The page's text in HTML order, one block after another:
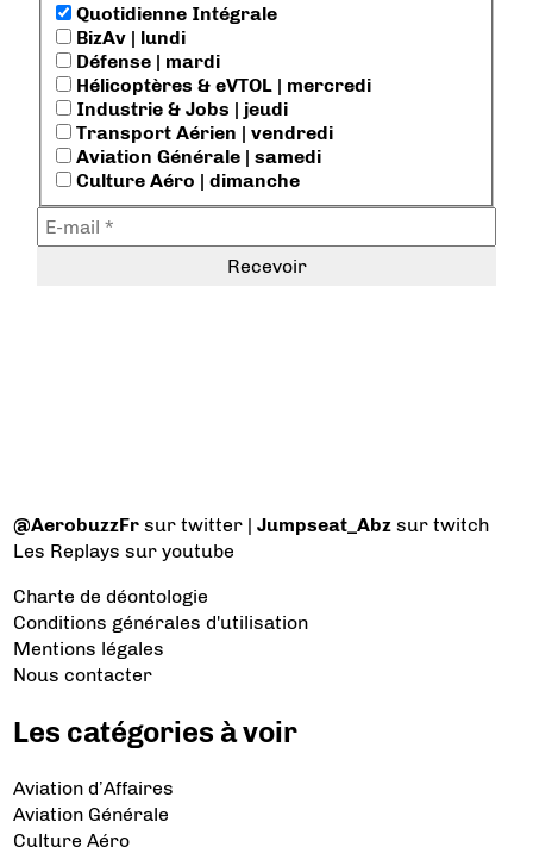
Quotidienne Intégrale
BizAv | lundi
Défense | mardi
Hélicoptères & eVTOL | mercredi
Industrie & Jobs | jeudi
Transport Aérien | vendredi
Aviation Générale | samedi
Culture Aéro | dimanche
@AerobuzzFr sur twitter |Jumpseat_Abz sur twitch
Les Replays sur youtube
Charte de déontologie
Conditions générales d'utilisation
Mentions légales
Nous contacter
Les catégories à voir
Aviation d’Affaires
Aviation Générale
Culture Aéro